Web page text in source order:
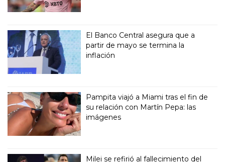
El Banco Central asegura que a
partir de mayo se termina la
inflación
Pampita viajó a Miami tras el fin de
su relación con Martín Pepa: las
imágenes
Milei se refirió al fallecimiento del